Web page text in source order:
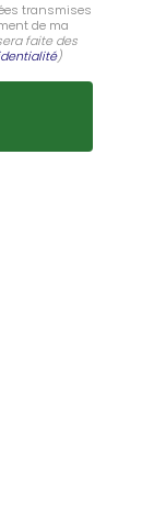
transmises
de ma
faite des
)